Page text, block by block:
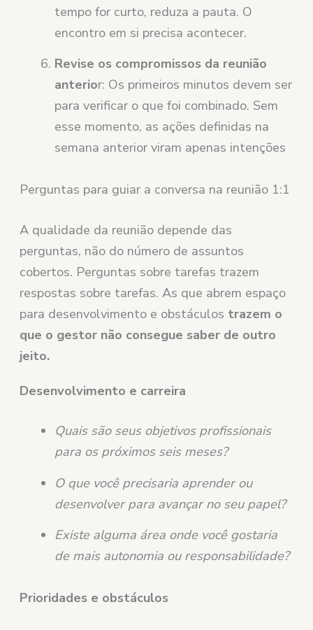
tempo for curto, reduza a pauta. O
encontro em si precisa acontecer.
Revise os compromissos da reunião
anterior: Os primeiros minutos devem ser
para verificar o que foi combinado. Sem
esse momento, as ações definidas na
semana anterior viram apenas intenções
Perguntas para guiar a conversa na reunião 1:1
A qualidade da reunião depende das
perguntas, não do número de assuntos
cobertos. Perguntas sobre tarefas trazem
respostas sobre tarefas. As que abrem espaço
para desenvolvimento e obstáculos trazem o
que o gestor não consegue saber de outro
jeito.
Desenvolvimento e carreira
Quais são seus objetivos profissionais
para os próximos seis meses?
O que você precisaria aprender ou
desenvolver para avançar no seu papel?
Existe alguma área onde você gostaria
de mais autonomia ou responsabilidade?
Prioridades e obstáculos